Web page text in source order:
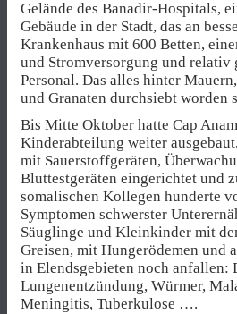
Gelände des Banadir-Hospitals,
Gebäude in der Stadt, das an
Krankenhaus mit 600 Betten,
und Stromversorgung und relativ
Personal. Das alles hinter
und Granaten durchsiebt worden
Bis Mitte Oktober hatte Cap
Kinderabteilung weiter
mit Sauerstoffgeräten,
Bluttestgeräten eingerichtet und
somalischen Kollegen hunderte
Symptomen schwerster
Säuglinge und Kleinkinder mit
Greisen, mit Hungerödemen und
in Elendsgebieten noch
Lungenentzündung, Würmer,
Meningitis, Tuberkulose ….